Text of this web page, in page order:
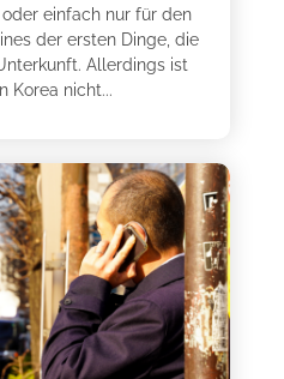
einfach nur für den
der ersten Dinge, die
Allerdings ist
Korea nicht...